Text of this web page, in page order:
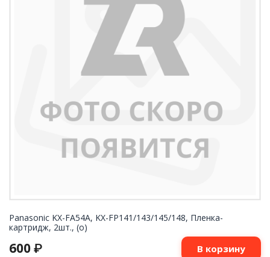
Panasonic KX-FA54A, KX-FP141/143/145/148, Пленка-
картридж, 2шт., (o)
600 ₽ В корзину